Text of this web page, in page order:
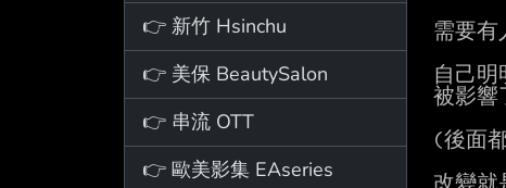
👉 新竹 Hsinchu
👉 美保 BeautySalon
👉 串流 OTT
👉 歐美影集 EAseries
需要有
自己
被影響
(後面
改變就